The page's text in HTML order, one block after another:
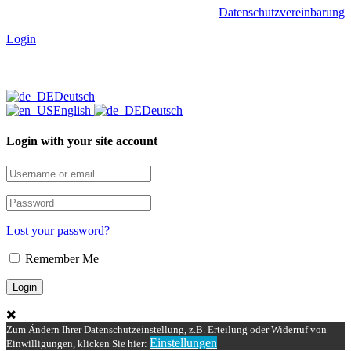
Datenschutzvereinbarung
Login
Deutsch
English
Deutsch
Login with your site account
Lost your password?
Remember Me
Zum Ändern Ihrer Datenschutzeinstellung, z.B. Erteilung oder Widerruf von
Einwilligungen, klicken Sie hier: Einstellungen